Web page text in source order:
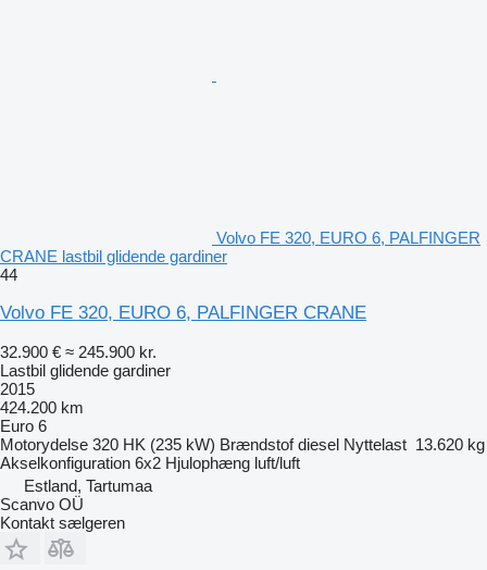
Volvo FE 320, EURO 6, PALFINGER
CRANE lastbil glidende gardiner
44
Volvo FE 320, EURO 6, PALFINGER CRANE
32.900 € ≈ 245.900 kr.
Lastbil glidende gardiner
2015
424.200 km
Euro 6
Motorydelse 320 HK (235 kW) Brændstof diesel Nyttelast 13.620 kg
Akselkonfiguration 6x2 Hjulophæng luft/luft
Estland, Tartumaa
Scanvo OÜ
Kontakt sælgeren